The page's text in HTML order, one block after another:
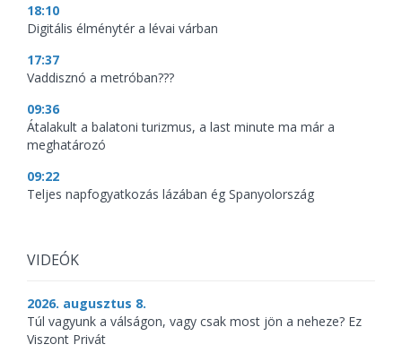
18:10
Digitális élménytér a lévai várban
17:37
Vaddisznó a metróban???
09:36
Átalakult a balatoni turizmus, a last minute ma már a
meghatározó
09:22
Teljes napfogyatkozás lázában ég Spanyolország
VIDEÓK
2026. augusztus 8.
Túl vagyunk a válságon, vagy csak most jön a neheze? Ez
Viszont Privát